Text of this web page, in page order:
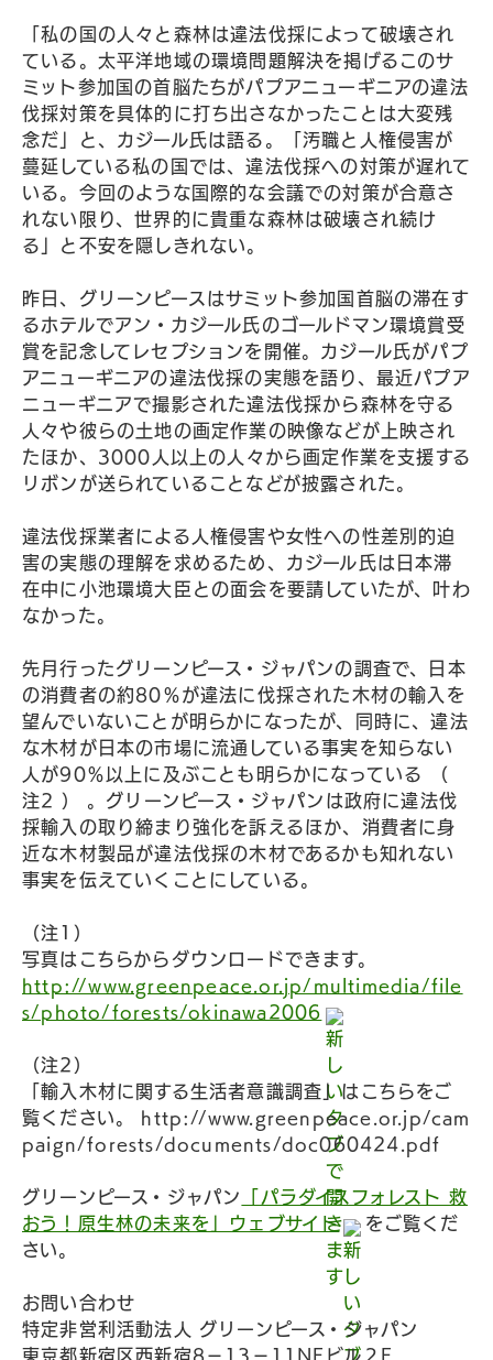
「私の国の人々と森林は違法伐採によって破壊され
ている。太平洋地域の環境問題解決を掲げるこのサ
ミット参加国の首脳たちがパプアニューギニアの違法
伐採対策を具体的に打ち出さなかったことは大変残
念だ」と、カジール氏は語る。「汚職と人権侵害が
蔓延している私の国では、違法伐採への対策が遅れて
いる。今回のような国際的な会議での対策が合意さ
れない限り、世界的に貴重な森林は破壊され続け
る」と不安を隠しきれない。
昨日、グリーンピースはサミット参加国首脳の滞在す
るホテルでアン・カジール氏のゴールドマン環境賞受
賞を記念してレセプションを開催。カジール氏がパプ
アニューギニアの違法伐採の実態を語り、最近パプア
ニューギニアで撮影された違法伐採から森林を守る
人々や彼らの土地の画定作業の映像などが上映され
たほか、3000人以上の人々から画定作業を支援する
リボンが送られていることなどが披露された。
違法伐採業者による人権侵害や女性への性差別的迫
害の実態の理解を求めるため、カジール氏は日本滞
在中に小池環境大臣との面会を要請していたが、叶わ
なかった。
先月行ったグリーンピース・ジャパンの調査で、日本
の消費者の約80％が違法に伐採された木材の輸入を
望んでいないことが明らかになったが、同時に、違法
な木材が日本の市場に流通している事実を知らない
人が90％以上に及ぶことも明らかになっている （
注2 ） 。グリーンピース・ジャパンは政府に違法伐
採輸入の取り締まり強化を訴えるほか、消費者に身
近な木材製品が違法伐採の木材であるかも知れない
事実を伝えていくことにしている。
（注1）
写真はこちらからダウンロードできます。
http://www.greenpeace.or.jp/multimedia/file
s/photo/forests/okinawa2006
（注2）
「輸入木材に関する生活者意識調査」はこちらをご
覧ください。 http://www.greenpeace.or.jp/cam
paign/forests/documents/doc060424.pdf
グリーンピース・ジャパン
「パラダイスフォレスト 救
おう！原生林の未来を」ウェブサイト
をご覧くだ
さい。
お問い合わせ
特定非営利活動法人 グリーンピース・ジャパン
東京都新宿区西新宿8－13－11NFビル２F